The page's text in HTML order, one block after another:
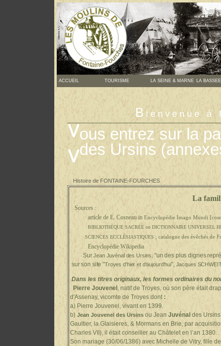
ACCUEIL TOURISME LA SEINE & MARNE LA BASSEE
B ienvenue à
ous entrez sur la
des Ursins
Histoire de FONTAINE-FOURCHES
La famille Jouvenel
Sources :
article de E. Cosneau in Encyclopédie Imago Mundi [
BIBLIOTHÈQUE SACRÉE ou DICTIONNAIRE UNIVERSEL
SCIENCES ECCLÉSIASTIQUES ; catalogue des évêchés de
Encyclopédie Wikipedia
SurJean Juvénal des Ursins, "un des plus dignes
sur son site "Troyes d'hier et d'aujourd'hui", Jacques
Dans les titres originaux, les formes ordinaires du
Pierre Jouvenel , natif de Troyes, où son père était
d'Assenay, vicomte de Troyes dont:
a) Pierre Jouvenel, vivant en 1399.
b) Jean Jouvenel des Ursins ou Jean Juvénal des
Gaultier, la Glaisieres, & Mormans en Brie, par
Charles VII), il était conseiller au Châtelet en l’an 1380.
Son mariage (30/06/1386) avec Michelle de Vitry, fille